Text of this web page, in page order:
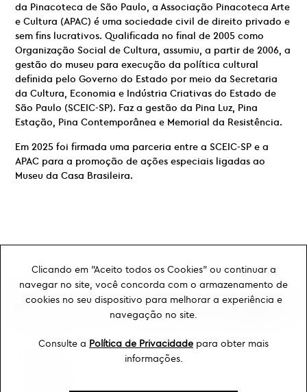
da Pinacoteca de São Paulo, a Associação Pinacoteca Arte
e Cultura (APAC) é uma sociedade civil de direito privado e
sem fins lucrativos. Qualificada no final de 2005 como
Organização Social de Cultura, assumiu, a partir de 2006, a
gestão do museu para execução da política cultural
definida pelo Governo do Estado por meio da Secretaria
da Cultura, Economia e Indústria Criativas do Estado de
São Paulo (SCEIC-SP). Faz a gestão da Pina Luz, Pina
Estação, Pina Contemporânea e Memorial da Resistência.
Em 2025 foi firmada uma parceria entre a SCEIC-SP e a
APAC para a promoção de ações especiais ligadas ao
Museu da Casa Brasileira.
Clicando em "Aceito todos os Cookies" ou continuar a
navegar no site, você concorda com o armazenamento de
cookies no seu dispositivo para melhorar a experiência e
navegação no site.
Consulte a Política de Privacidade para obter mais
informações.